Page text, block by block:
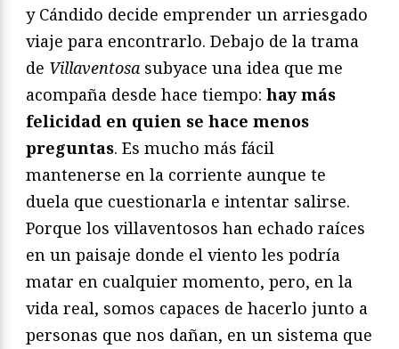
y Cándido decide emprender un arriesgado
viaje para encontrarlo. Debajo de la trama
de Villaventosa subyace una idea que me
acompaña desde hace tiempo: hay más
felicidad en quien se hace menos
preguntas. Es mucho más fácil
mantenerse en la corriente aunque te
duela que cuestionarla e intentar salirse.
Porque los villaventosos han echado raíces
en un paisaje donde el viento les podría
matar en cualquier momento, pero, en la
vida real, somos capaces de hacerlo junto a
personas que nos dañan, en un sistema que